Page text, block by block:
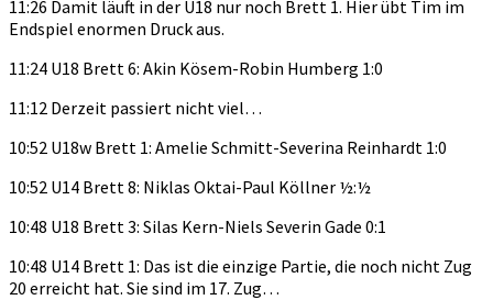
11:26 Damit läuft in der U18 nur noch Brett 1. Hier übt Tim im
Endspiel enormen Druck aus.
11:24 U18 Brett 6: Akin Kösem-Robin Humberg 1:0
11:12 Derzeit passiert nicht viel…
10:52 U18w Brett 1: Amelie Schmitt-Severina Reinhardt 1:0
10:52 U14 Brett 8: Niklas Oktai-Paul Köllner ½:½
10:48 U18 Brett 3: Silas Kern-Niels Severin Gade 0:1
10:48 U14 Brett 1: Das ist die einzige Partie, die noch nicht Zug
20 erreicht hat. Sie sind im 17. Zug…